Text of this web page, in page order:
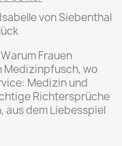
von Siebenthal
Frauen
Medizinpfusch, wo
Medizin und
Richtersprüche
aus dem Liebesspiel